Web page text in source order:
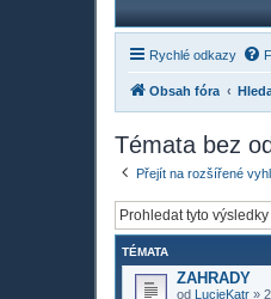
Rychlé odkazy
Obsah fóra
Témata bez
Přejít na rozšířené
TÉMATA
ZAHRADY
od LucieKatr »